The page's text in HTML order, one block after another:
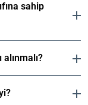
sahip